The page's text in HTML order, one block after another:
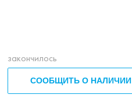
закончилось
СООБЩИТЬ О НАЛИЧИИ